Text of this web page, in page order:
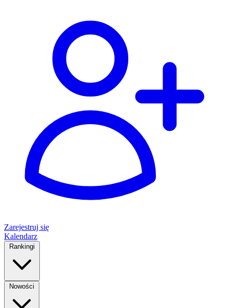
Zarejestruj się
Kalendarz
Rankingi
Nowości